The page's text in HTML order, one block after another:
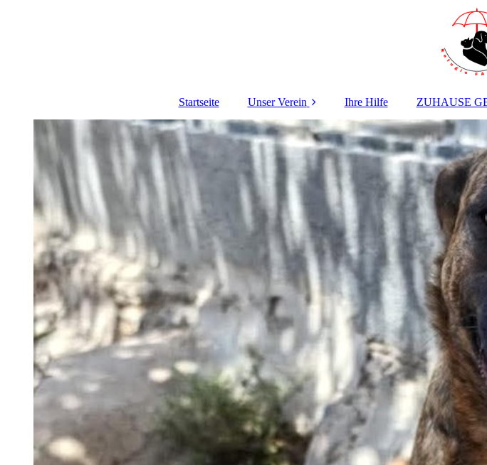
Startseite Unser Verein
Über uns
Ihre Hilfe ZUHAUSE
HUNDE ab 2
WELPEN